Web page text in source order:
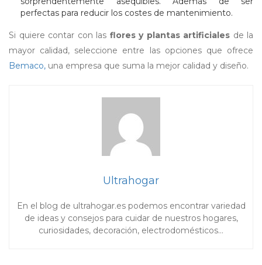
perfectas para reducir los costes de mantenimiento.
Si quiere contar con las flores y plantas artificiales de la
mayor calidad, seleccione entre las opciones que ofrece
Bemaco, una empresa que suma la mejor calidad y diseño.
Ultrahogar
En el blog de ultrahogar.es podemos encontrar variedad
de ideas y consejos para cuidar de nuestros hogares,
curiosidades, decoración, electrodomésticos…